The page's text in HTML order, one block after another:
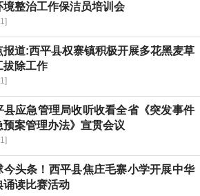
境整治工作保洁员培训会
报道:西平县权寨镇积极开展多花黑麦草
拔除工作
县应急管理局收听收看全省《突发事件
预案管理办法》宣贯会议
今头条！​西平县焦庄毛寨小学开展中华
诵读比赛活动